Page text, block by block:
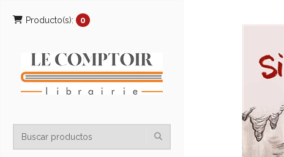
Producto(s): 0